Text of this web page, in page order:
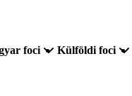
foci Külföldi foci